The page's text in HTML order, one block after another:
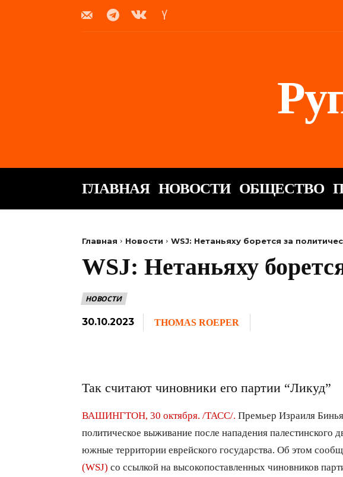
ГЛАВНАЯ НОВОСТИ ОБЩЕСТВО
Главная Новости WSJ: Нетаньяху борется за
WSJ: Нетаньяху
НОВОСТИ
30.10.2023 THOMAS ROEPER
Так считают чиновники его партии “Ликуд”
ВАШИНГТОН, 30 октября. /ТАСС/. Премьер Израиля
политическое выживание после нападения
южные территории еврейского государства. Об этом
(WSJ) со ссылкой на высокопоставленных чиновников